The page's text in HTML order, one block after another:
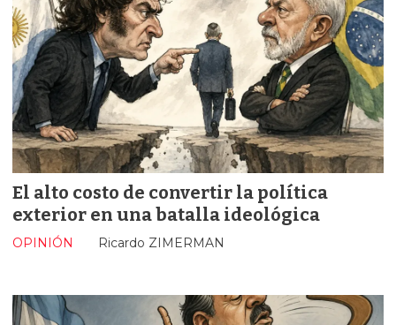
El alto costo de convertir la política
exterior en una batalla ideológica
Ricardo ZIMERMAN
OPINIÓN